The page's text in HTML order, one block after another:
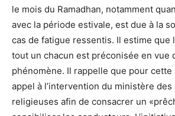
le mois du Ramadhan, notamment
avec la période estivale, est due à la
cas de fatigue ressentis. Il estime que
tout un chacun est préconisée en vue
phénomène. Il rappelle que pour cette
appel à l’intervention du ministère des
religieuses afin de consacrer un